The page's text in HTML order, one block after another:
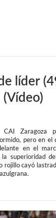
líder
Zaragoza
pero en el
en el
la superioridad
rojillo cayó